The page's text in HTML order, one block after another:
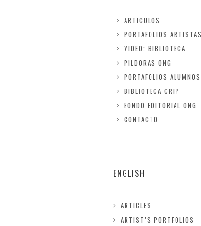
ARTICULOS
PORTAFOLIOS ARTISTAS
VIDEO: BIBLIOTECA
PILDORAS ONG
PORTAFOLIOS ALUMNOS
BIBLIOTECA CRIP
FONDO EDITORIAL ONG
CONTACTO
ENGLISH
ARTICLES
ARTIST’S PORTFOLIOS